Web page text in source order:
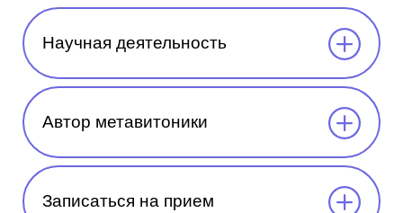
Научная деятельность
Автор метавитоники
Записаться на прием